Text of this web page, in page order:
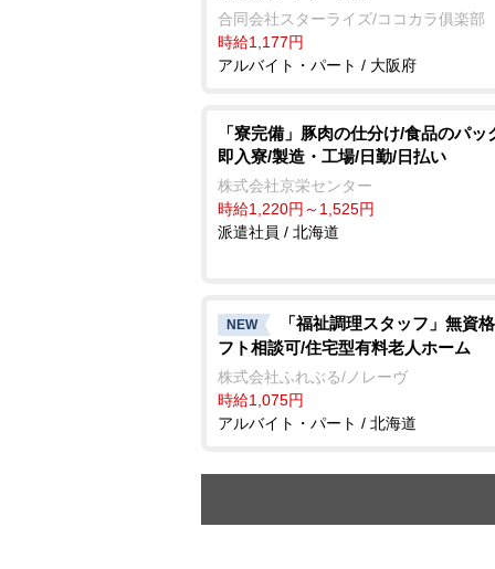
合同会社スターライズ/ココカラ俱楽部
時給1,177円
アルバイト・パート / 大阪府
「寮完備」豚肉の仕分け/食品のパッ
即入寮/製造・工場/日勤/日払い
株式会社京栄センター
時給1,220円～1,525円
派遣社員 / 北海道
NEW
「福祉調理スタッフ」無資
フト相談可/住宅型有料老人ホーム
株式会社ふれぶる/ノレーヴ
時給1,075円
アルバイト・パート / 北海道